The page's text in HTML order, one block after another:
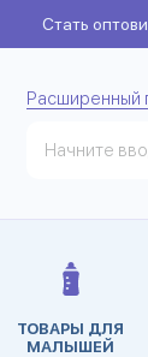
Стать
Расширенный
ТОВАРЫ ДЛЯ
МАЛЫШЕЙ